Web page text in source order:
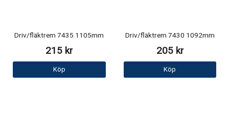
Driv/fläktrem 7435 1105mm
215 kr
Köp
Driv/fläktrem 7430 1092mm
205 kr
Köp